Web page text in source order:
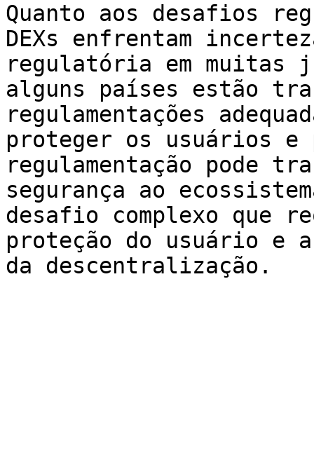
Quanto aos desafios
DEXs enfrentam
regulatória em muitas
alguns países estão
regulamentações
proteger os usuários e
regulamentação pode
segurança ao
desafio complexo que
proteção do usuário e